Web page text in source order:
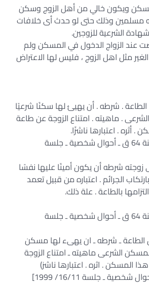
ويكون خالي من أهل الزوج وسكن
مسلمين وذلك حتى لو حدث أى خلافات
الشرعية للزوجين.
عند الزواج الدخول في المسكن ولم
مثل اهل الزوج ، فليس لها الاعتراض
. شرطه . أن يهيئ لها سكنًا شرعيًا
. ماهيته . امتناع الزوجة عن طاعة
أثره . اعتبارها ناشزًا.
[الطعن رقم 388 لسنة 64 ق ـ أحوال شخصية ـ جلسة
زوجته شرطه أن يكون أمينًا عليها نفسًا
الجرائم . اعتباره من قبيل تعمد
بالطاعة . علة ذلك.
[الطعن رقم 431 لسنة 64 ق ـ أحوال شخصية ـ جلسة
الطاعة ـ شرطه ـ ان يهىء لها مسكن
الشرعى ماهيته ـ امتناع الزوجة
المسكن . اثره . اعتبارها ناشز)